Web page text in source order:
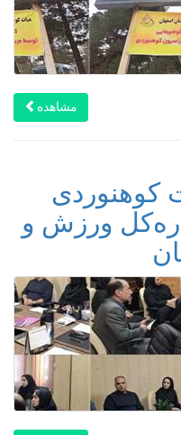
مشاهده
کوهنوردی
ورزش و